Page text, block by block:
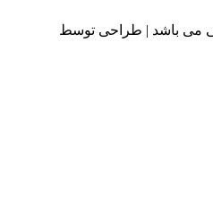
می باشد | طراحی توسط